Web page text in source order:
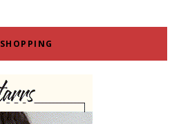
SHOPPING